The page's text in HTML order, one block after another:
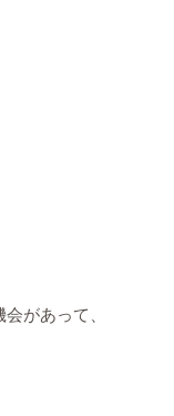
があって、